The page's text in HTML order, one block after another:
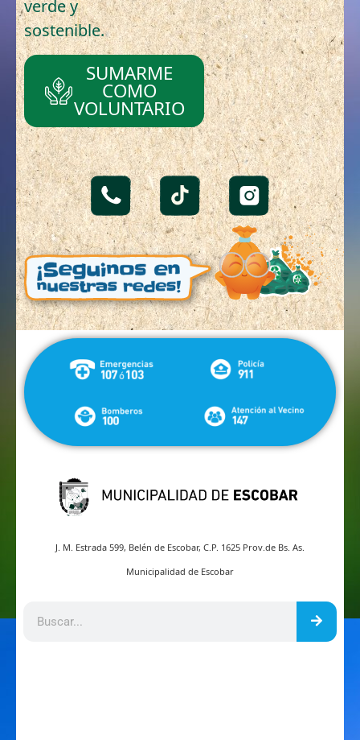
verde y
sostenible.
SUMARME
COMO
VOLUNTARIO
J. M. Estrada 599, Belén de Escobar, C.P. 1625 Prov.de Bs. As.
Municipalidad de Escobar